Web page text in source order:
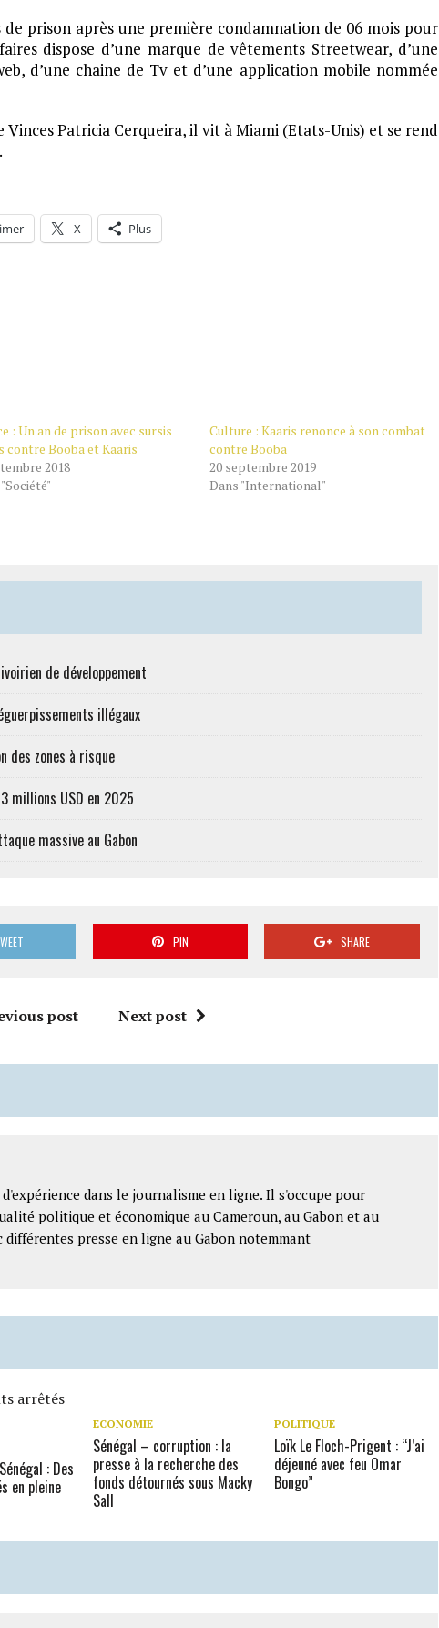
de prison après une première condamnation de 06 mois pour
dispose d’une marque de vêtements Streetwear, d’une
d’une chaine de Tv et d’une application mobile nommée
Vinces Patricia Cerqueira, il vit à Miami (Etats-Unis) et se rend
X Plus
: Un an de prison avec sursis
contre Booba et Kaaris
2018
Culture : Kaaris renonce à son combat
contre Booba
20 septembre 2019
Dans "International"
de développement
illégaux
des zones à risque
millions USD en 2025
massive au Gabon
PIN SHARE
post Next post
dans le journalisme en ligne. Il s'occupe pour
politique et économique au Cameroun, au Gabon et au
presse en ligne au Gabon notemmant
: Des
en pleine
ECONOMIE
Sénégal – corruption : la
presse à la recherche des
fonds détournés sous Macky
Sall
POLITIQUE
Loïk Le Floch-Prigent : “J’ai
déjeuné avec feu Omar
Bongo”